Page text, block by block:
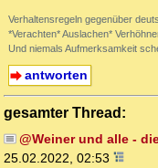
Verhaltensregeln gegenüber
*Verachten* Auslachen*
Und niemals Aufmerksamkeit
antworten
gesamter Thread:
@Weiner und alle -
25.02.2022, 02:53